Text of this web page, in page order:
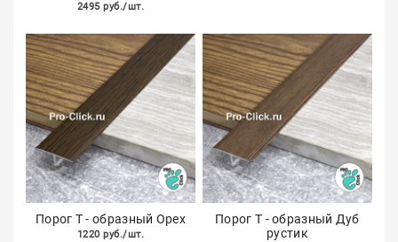
2495 руб./шт.
Порог Т - образный Орех
1220 руб./шт.
Порог Т - образный Дуб
рустик